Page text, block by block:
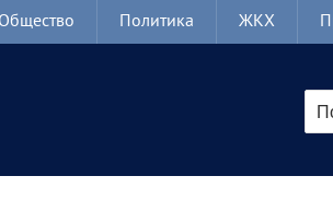
Общество Политика ЖКХ